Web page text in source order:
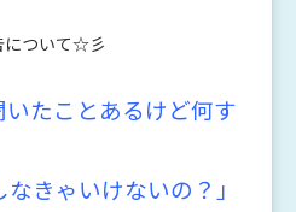
について☆彡
いたことあるけど何す
なきゃいけないの？」